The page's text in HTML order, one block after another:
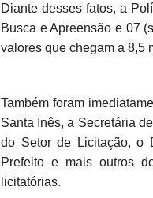
Diante desses fatos, a
Busca e Apreensão e 07
valores que chegam a 8,5
Também foram
Santa Inês, a Secretária
do Setor de Licitação, o
Prefeito e mais outros
licitatórias.